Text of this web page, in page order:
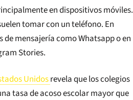
en dispositivos móviles.
tomar con un teléfono. En
mensajería como Whatsapp o en
Stories.
Unidosrevela que los colegios
tasa de acoso escolar mayor que